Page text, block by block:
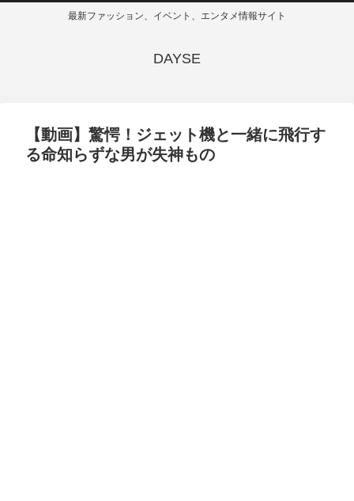
最新ファッション、イベント、エンタメ情報サイト
DAYSE
【動画】驚愕！ジェット機と一緒に飛行す
る命知らずな男が失神もの